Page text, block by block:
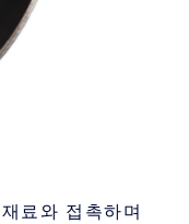
료와 접촉하며